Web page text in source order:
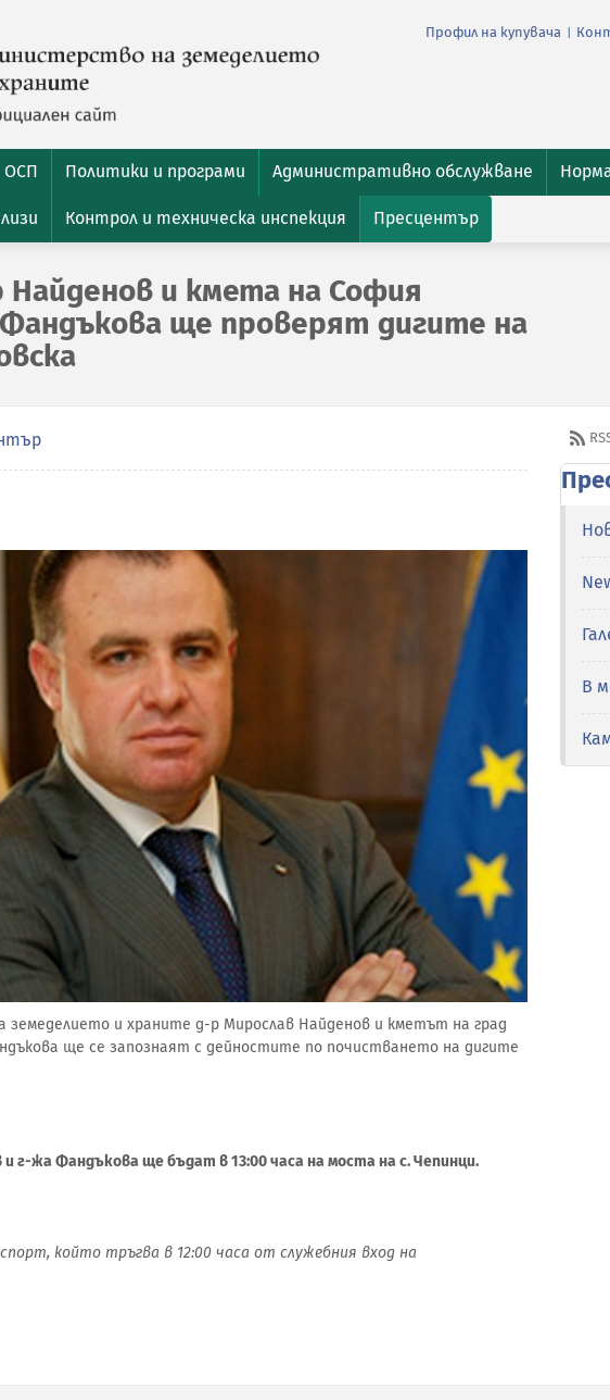
Профил на купувача
ОСП Политики и програми Административно обслужване
Контрол и техническа инспекция Пресцентър
и кмета на София
ще проверят дигите на
земеделието и храните д-р Мирослав Найденов и кметът на град
ще се запознаят с дейностите по почистването на дигите
г-жа Фандъкова ще бъдат в 13:00 часа на моста на с. Чепинци.
който тръгва в 12:00 часа от служебния вход на
В